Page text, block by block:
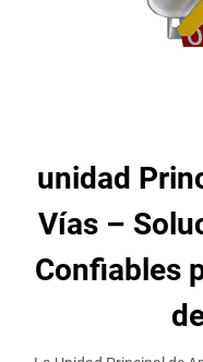
unidad
Vías –
Confiables